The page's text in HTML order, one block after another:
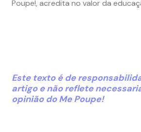
Poupe!, acredita no valor da
Este texto é de
artigo e não reflete
opinião do Me Poupe!